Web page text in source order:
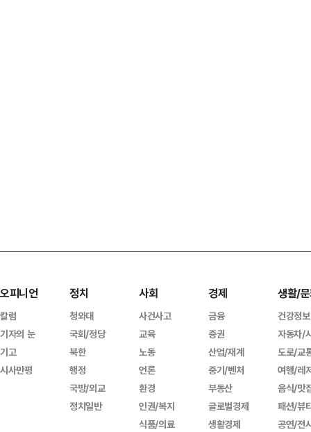
오피니언
칼럼
기자의 눈
기고
시사만평
정치
청와대
국회/정당
북한
행정
국방/외교
정치일반
사회
사건사고
교육
노동
언론
환경
인권/복지
식품/의료
경제
금융
증권
산업/재계
중기/벤처
부동산
글로벌경제
생활경제
생활/
건강정보
자동차/
도로/교
여행/레
음식/맛
패션/뷰
공연/전